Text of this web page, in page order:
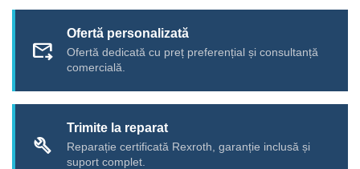
forward_to_inbox
Ofertă personalizată
Ofertă dedicată cu preț preferențial și consultanță
comercială.
build
Trimite la reparat
Reparație certificată Rexroth, garanție inclusă și
suport complet.